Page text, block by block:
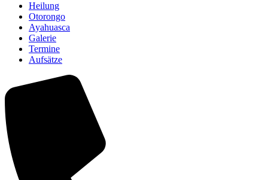
Heilung
Otorongo
Ayahuasca
Galerie
Termine
Aufsätze